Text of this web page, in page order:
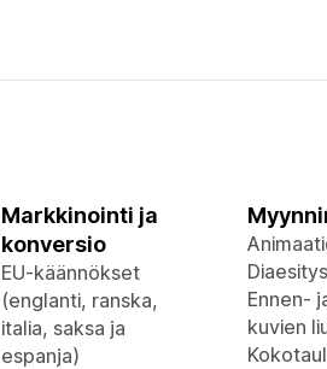
Markkinointi ja
konversio
EU-käännökset
(englanti, ranska,
italia, saksa ja
espanja)
Diaesitys
Ennen-
kuvien